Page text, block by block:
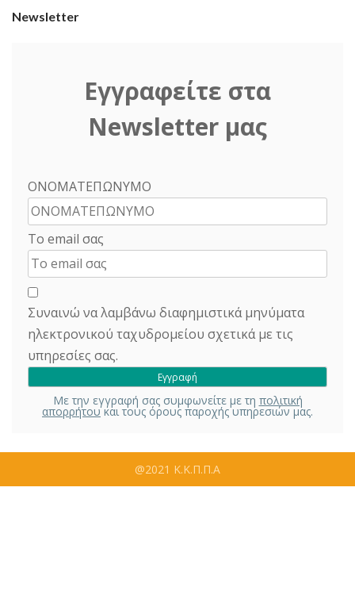
Newsletter
Εγγραφείτε στα
Newsletter μας
ΟΝΟΜΑΤΕΠΩΝΥΜΟ
Το email σας
Συναινώ να λαμβάνω διαφημιστικά μηνύματα
ηλεκτρονικού ταχυδρομείου σχετικά με τις
υπηρεσίες σας.
Με την εγγραφή σας συμφωνείτε με τη πολιτική
απορρήτουκαι τους όρους παροχής υπηρεσιών μας.
@2021 Κ.Κ.Π.Π.Α